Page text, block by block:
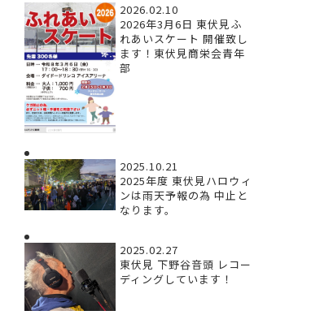
2026.02.10
2026年3月6日 東伏見ふ
れあいスケート 開催致し
ます！東伏見商栄会青年
部
2025.10.21
2025年度 東伏見ハロウィ
ンは雨天予報の為 中止と
なります。
2025.02.27
東伏見 下野谷音頭 レコー
ディングしています！